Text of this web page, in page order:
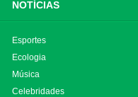
NOTÍCIAS
Esportes
Ecologia
Música
Celebridades